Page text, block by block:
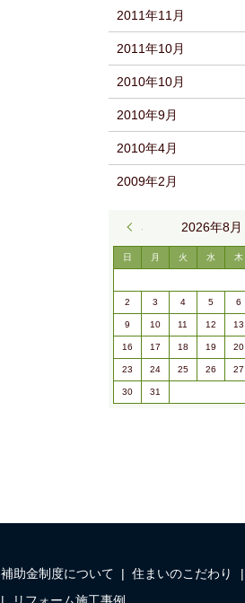
2011年11月
2011年10月
2010年10月
2010年9月
2010年4月
2009年2月
2026年8月
日 月 火 水 木
2 3 4 5 6
9 10 11 12 13
16 17 18 19 20
23 24 25 26 27
30 31
補助金制度について 住まいのこだわり